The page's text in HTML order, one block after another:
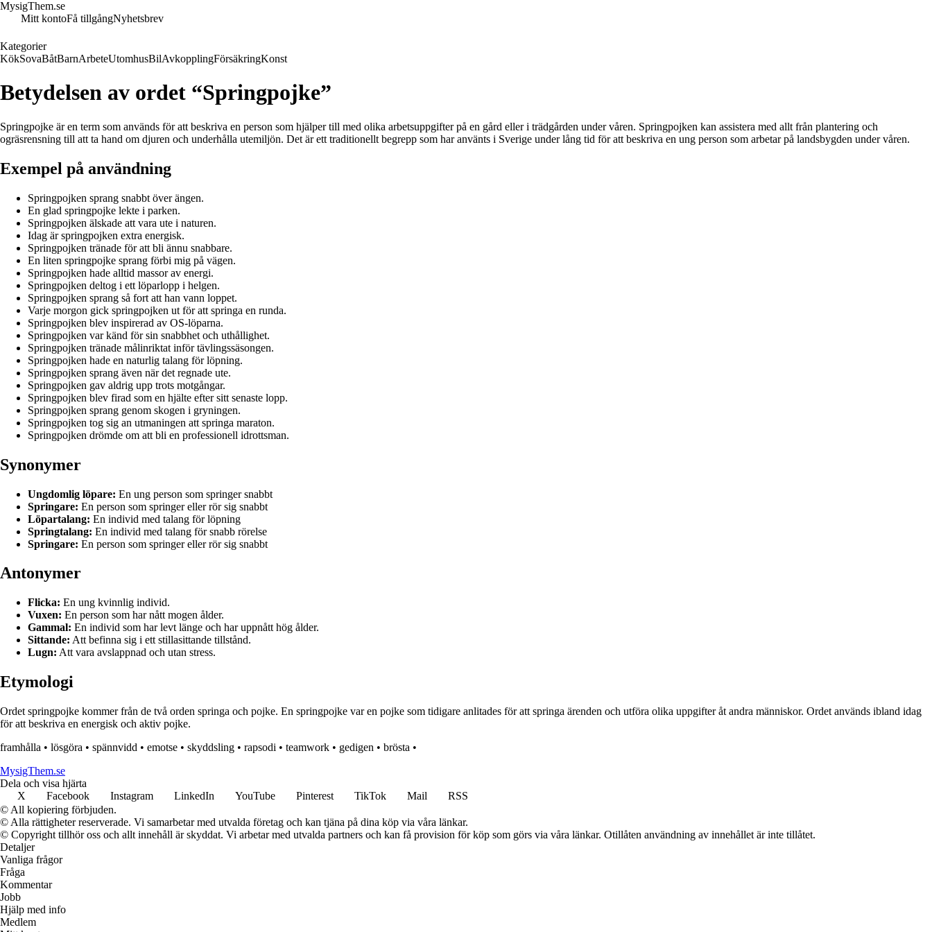
MysigThem.se
Mitt kontoFå tillgångNyhetsbrev
Kategorier
KökSovaBåtBarnArbeteUtomhusBilAvkopplingFörsäkringKonst
Betydelsen av ordet “Springpojke”
Springpojke är en term som används för att beskriva en person som hjälper till med olika arbetsuppgifter på en gård eller i trädgården under våren. Springpojken kan assistera med allt från plantering och
ogräsrensning till att ta hand om djuren och underhålla utemiljön. Det är ett traditionellt begrepp som har använts i Sverige under lång tid för att beskriva en ung person som arbetar på landsbygden under våren.
Exempel på användning
Springpojken sprang snabbt över ängen.
En glad springpojke lekte i parken.
Springpojken älskade att vara ute i naturen.
Idag är springpojken extra energisk.
Springpojken tränade för att bli ännu snabbare.
En liten springpojke sprang förbi mig på vägen.
Springpojken hade alltid massor av energi.
Springpojken deltog i ett löparlopp i helgen.
Springpojken sprang så fort att han vann loppet.
Varje morgon gick springpojken ut för att springa en runda.
Springpojken blev inspirerad av OS-löparna.
Springpojken var känd för sin snabbhet och uthållighet.
Springpojken tränade målinriktat inför tävlingssäsongen.
Springpojken hade en naturlig talang för löpning.
Springpojken sprang även när det regnade ute.
Springpojken gav aldrig upp trots motgångar.
Springpojken blev firad som en hjälte efter sitt senaste lopp.
Springpojken sprang genom skogen i gryningen.
Springpojken tog sig an utmaningen att springa maraton.
Springpojken drömde om att bli en professionell idrottsman.
Synonymer
Ungdomlig löpare: En ung person som springer snabbt
Springare: En person som springer eller rör sig snabbt
Löpartalang: En individ med talang för löpning
Springtalang: En individ med talang för snabb rörelse
Springare: En person som springer eller rör sig snabbt
Antonymer
Flicka: En ung kvinnlig individ.
Vuxen: En person som har nått mogen ålder.
Gammal: En individ som har levt länge och har uppnått hög ålder.
Sittande: Att befinna sig i ett stillasittande tillstånd.
Lugn: Att vara avslappnad och utan stress.
Etymologi
Ordet springpojke kommer från de två orden springa och pojke. En springpojke var en pojke som tidigare anlitades för att springa ärenden och utföra olika uppgifter åt andra människor. Ordet används ibland idag
för att beskriva en energisk och aktiv pojke.
framhålla • lösgöra • spännvidd • emotse • skyddsling • rapsodi • teamwork • gedigen • brösta •
MysigThem.se
Dela och visa hjärta
X
Facebook Instagram LinkedIn YouTube Pinterest TikTok Mail
RSS
© All kopiering förbjuden.
© Alla rättigheter reserverade. Vi samarbetar med utvalda företag och kan tjäna på dina köp via våra länkar.
© Copyright tillhör oss och allt innehåll är skyddat. Vi arbetar med utvalda partners och kan få provision för köp som görs via våra länkar. Otillåten användning av innehållet är inte tillåtet.
Detaljer
Vanliga frågor
Fråga
Kommentar
Jobb
Hjälp med info
Medlem